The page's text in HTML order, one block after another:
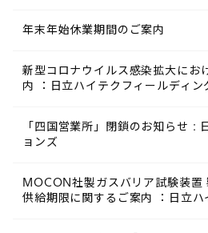
年末年始休業期間のご案内
新型コロナウイルス感染拡大にお
内 ：日立ハイテクフィールディン
「四国営業所」閉鎖のお知らせ :
ョンズ
MOCON社製ガスバリア試験装置
供給期限に関するご案内 ：日立